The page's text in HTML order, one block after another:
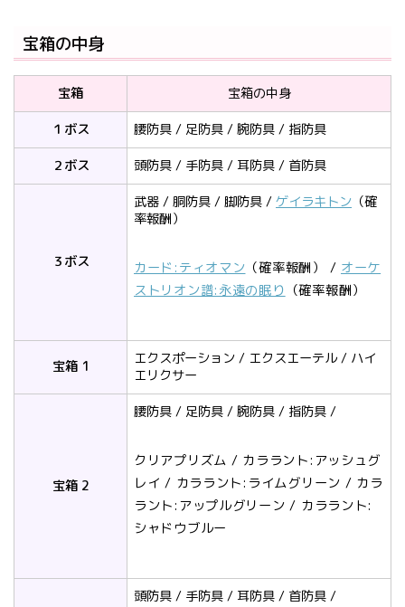
宝箱の中身
宝箱
宝箱の中身
１ボス
腰防具 / 足防具 / 腕防具 / 指防具
２ボス
頭防具 / 手防具 / 耳防具 / 首防具
３ボス
武器 / 胴防具 / 脚防具 / ゲイラキトン （確
率報酬）
カード:ティオマン （確率報酬） / オーケ
ストリオン譜:永遠の眠り （確率報酬）
宝箱 1
エクスポーション / エクスエーテル / ハイ
エリクサー
宝箱 2
腰防具 / 足防具 / 腕防具 / 指防具 /
クリアプリズム / カララント:アッシュグ
レイ / カララント:ライムグリーン / カラ
ラント:アップルグリーン / カララント:
シャドウブルー
頭防具 / 手防具 / 耳防具 / 首防具 /